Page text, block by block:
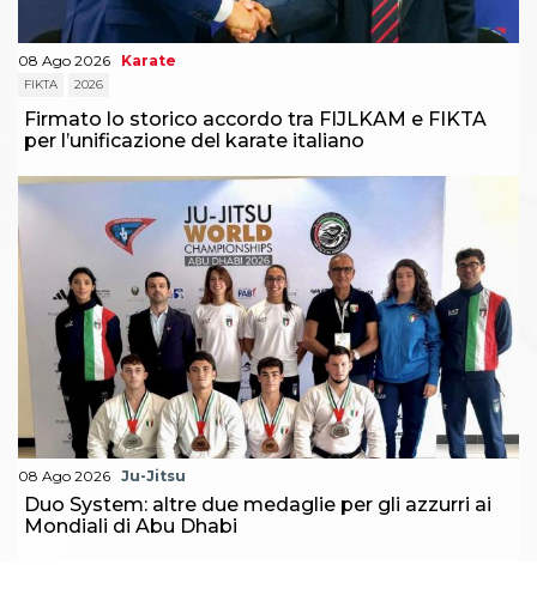
08 Ago 2026 Karate
FIKTA 2026
Firmato lo storico accordo tra FIJLKAM e FIKTA
per l’unificazione del karate italiano
08 Ago 2026 Ju-Jitsu
Duo System: altre due medaglie per gli azzurri ai
Mondiali di Abu Dhabi